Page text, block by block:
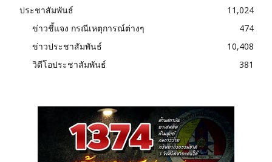
ประชาสัมพันธ์
11,024
ข่าวชี้แจง กรณีเหตุการณ์ต่างๆ
474
ข่าวประชาสัมพันธ์
10,408
วิดีโอประชาสัมพันธ์
381